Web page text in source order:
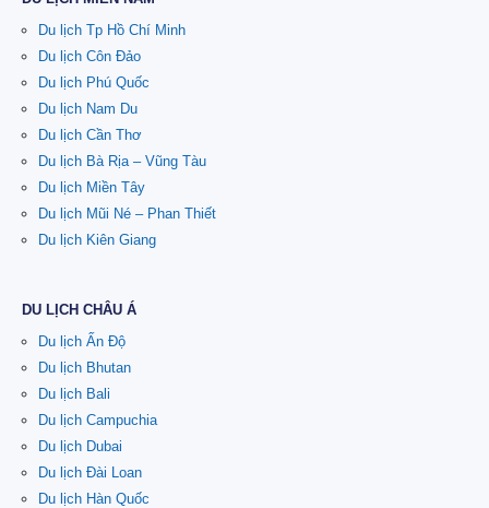
Du lịch Tp Hồ Chí Minh
Du lịch Côn Đảo
Du lịch Phú Quốc
Du lịch Nam Du
Du lịch Cần Thơ
Du lịch Bà Rịa – Vũng Tàu
Du lịch Miền Tây
Du lịch Mũi Né – Phan Thiết
Du lịch Kiên Giang
DU LỊCH CHÂU Á
Du lịch Ấn Độ
Du lịch Bhutan
Du lịch Bali
Du lịch Campuchia
Du lịch Dubai
Du lịch Đài Loan
Du lịch Hàn Quốc